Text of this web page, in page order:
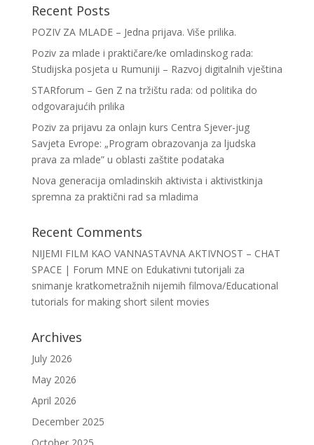
Recent Posts
POZIV ZA MLADE – Jedna prijava. Više prilika.
Poziv za mlade i praktičare/ke omladinskog rada:
Studijska posjeta u Rumuniji – Razvoj digitalnih vještina
STARforum – Gen Z na tržištu rada: od politika do
odgovarajućih prilika
Poziv za prijavu za onlajn kurs Centra Sjever-jug
Savjeta Evrope: „Program obrazovanja za ljudska
prava za mlade” u oblasti zaštite podataka
Nova generacija omladinskih aktivista i aktivistkinja
spremna za praktični rad sa mladima
Recent Comments
NIJEMI FILM KAO VANNASTAVNA AKTIVNOST – CHAT
SPACE | Forum MNEon Edukativni tutorijali za
snimanje kratkometražnih nijemih filmova/Educational
tutorials for making short silent movies
Archives
July 2026
May 2026
April 2026
December 2025